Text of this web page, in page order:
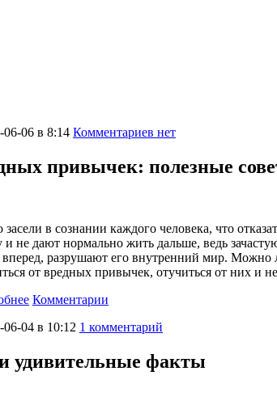
06-06 в 8:14 Комментариев нет
привычек: полезные
в сознании каждого человека, что
не дают нормально жить дальше, ведь
вперед, разрушают его внутренний мир.
от вредных привычек, отучиться от них и
Комментарии
06-04 в 10:12 1 комментарий
удивительные факты